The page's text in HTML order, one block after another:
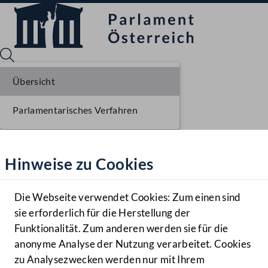
Hilfe
Benutzer
Navigationsmenü öffnen
MENÜ
Hinweise zu Cookies
Die Webseite verwendet Cookies: Zum einen sind
sie erforderlich für die Herstellung der
Funktionalität. Zum anderen werden sie für die
anonyme Analyse der Nutzung verarbeitet. Cookies
zu Analysezwecken werden nur mit Ihrem
Übersicht
Parlamentarisches Verfahren